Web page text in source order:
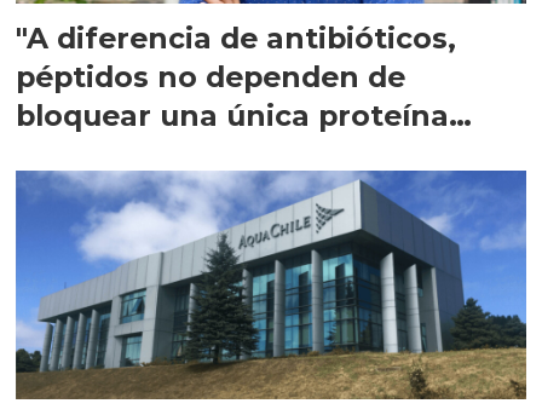
"A diferencia de antibióticos,
péptidos no dependen de
bloquear una única proteína